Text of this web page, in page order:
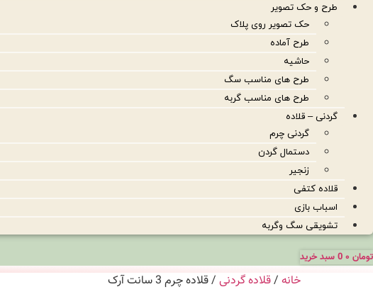
طرح و حک تصویر
حک تصویر روی پلاک
طرح آماده
حاشیه
طرح های مناسب سگ
طرح های مناسب گربه
گردنی – قلاده
گردنی چرم
دستمال گردن
زنجیر
قلاده کتفی
اسباب بازی
تشویقی سگ وگربه
تومان 0 سبد خرید
خانه /قلاده گردنی / قلاده چرم 3 سانت آرک